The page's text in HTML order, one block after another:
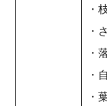
・
・
・
・
・